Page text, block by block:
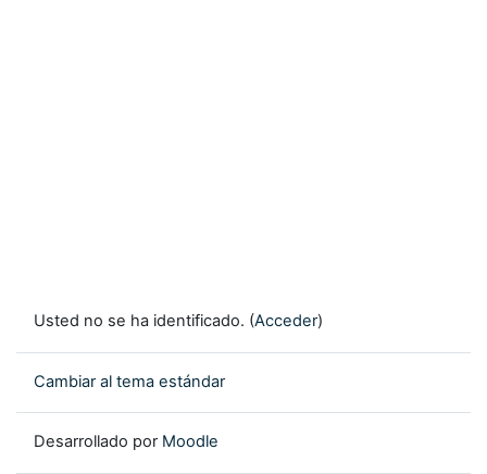
Usted no se ha identificado. (Acceder)
Cambiar al tema estándar
Desarrollado por Moodle